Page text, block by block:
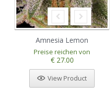
Amnesia Lemon
Preise reichen von
€ 27.00
View Product